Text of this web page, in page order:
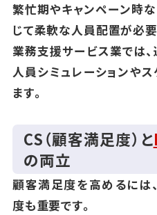
繁忙期やキャンペーン時
じて柔軟な人員配置が必要
業務支援サービス業では
人員シミュレーションや
ます。
CS（顧客満足度）と
の両立
顧客満足度を高めるには
度も重要です。